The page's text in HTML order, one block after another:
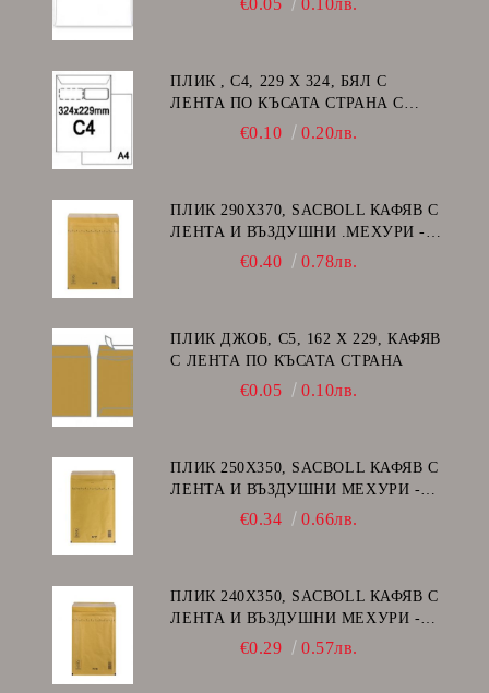
ПЛИК , C4, 229 Х 324, БЯЛ С
ЛЕНТА ПО КЪСАТА СТРАНА С
ДЕСЕН ПРОЗОРЕЦ
€0.10 0.20лв.
ПЛИК 290Х370, SACBOLL КАФЯВ С
ЛЕНТА И ВЪЗДУШНИ .МЕХУРИ -
€0.40 0.78лв.
ПЛИК ДЖОБ, C5, 162 Х 229, КАФЯВ
С ЛЕНТА ПО КЪСАТА СТРАНА
€0.05 0.10лв.
ПЛИК 250Х350, SACBOLL КАФЯВ С
ЛЕНТА И ВЪЗДУШНИ МЕХУРИ -
€0.34 0.66лв.
ПЛИК 240Х350, SACBOLL КАФЯВ С
ЛЕНТА И ВЪЗДУШНИ МЕХУРИ -
€0.29 0.57лв.